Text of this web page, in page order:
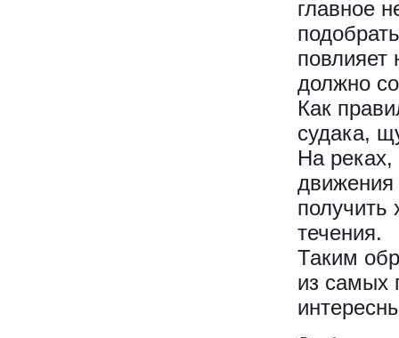
главное
повлияет
должно
Как
судака,
На реках,
движения
получить
течения.
Таким
из самых